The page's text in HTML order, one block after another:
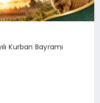
Kurban Bayramı